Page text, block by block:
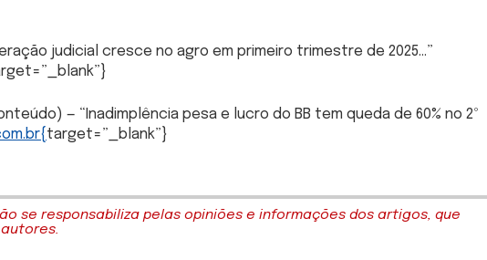
judicial cresce no agro em primeiro trimestre de 2025…”
— “Inadimplência pesa e lucro do BB tem queda de 60% no 2º
{target=”_blank”}
se responsabiliza pelas opiniões e informações dos artigos, que